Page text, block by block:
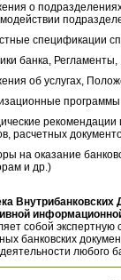
о
спецификации
банка,
об услугах,
расчетных
на оказание
и др.)
собой экспертную
банковских
любого